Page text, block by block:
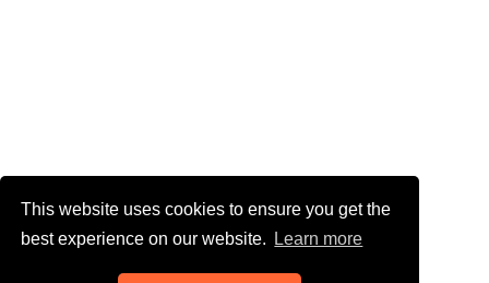
This website uses cookies to ensure you get the
best experience on our website.
Learn more